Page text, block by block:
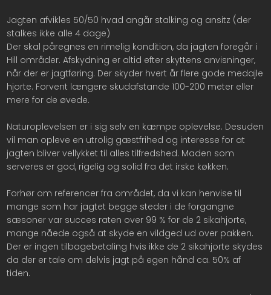
Jagten afvikles 50/50 hvad angår stalking og ansitz (der
stalkes ikke alle 4 dage)
Der skal påregnes en rimelig kondition, da jagten foregår i
Hill områder. Afskydning er altid efter skyttens anvisninger,
når der er jagtføring. Der skyder hvert år flere gode medajle
hjorte. Forvent længere skudafstande 100-200 meter eller
mere for de øvede.
Naturoplevelsen er i sig selv en kæmpe oplevelse. Desuden
vil man opleve en utrolig gæstfrihed og interesse for at
jagten bliver vellykket til alles tilfredshed. Maden som
serveres er god, rigelig og solid fra det irske køkken.
Forhør om referencer fra området, da vi kan henvise til
mange som har jagtet begge steder i de forgangne
sæsoner var succes raten over 99 % for de 2 sikahjorte,
mange nåede også at skyde en vildged ud over pakken.
Der er ingen tilbagebetaling hvis ikke de 2 sikahjorte skydes
da der er tale om delvis jagt på egen hånd ca. 50% af
tiden.